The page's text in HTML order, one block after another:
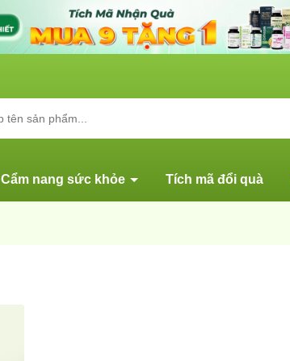
Cẩm nang sức khỏe Tích mã đổi quà